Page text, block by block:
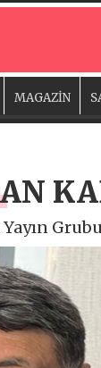
MAGAZİN